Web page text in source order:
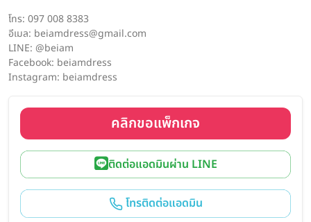
โทร: 097 008 8383
อีเมล: beiamdress@gmail.com
LINE: @beiam
Facebook: beiamdress
Instagram: beiamdress
คลิกขอแพ็กเกจ
ติดต่อแอดมินผ่าน LINE
โทรติดต่อแอดมิน